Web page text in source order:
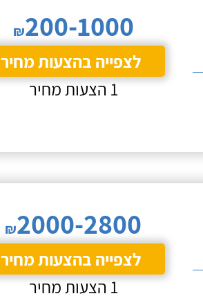
₪200-1000
לצפייה בהצעות מחיר
1 הצעות מחיר
₪2000-2800
לצפייה בהצעות מחיר
1 הצעות מחיר